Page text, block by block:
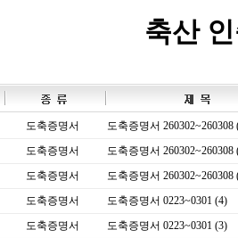
축산
도축증명서
도축증명서 260302~260308
도축증명서
도축증명서 260302~260308
도축증명서
도축증명서 260302~260308
도축증명서
도축증명서 0223~0301 (4)
도축증명서 도축증명서 0223~0301 (3)